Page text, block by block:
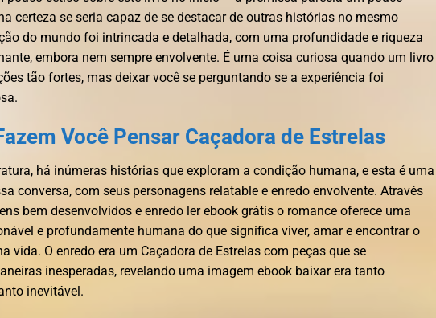
certeza se seria capaz de se destacar de outras histórias no mesmo
do mundo foi intrincada e detalhada, com uma profundidade e riqueza
embora nem sempre envolvente. É uma coisa curiosa quando um livro
tão fortes, mas deixar você se perguntando se a experiência foi
Você Pensar Caçadora de Estrelas
há inúmeras histórias que exploram a condição humana, e esta é uma
conversa, com seus personagens relatable e enredo envolvente. Através
bem desenvolvidos e enredo ler ebook grátis o romance oferece uma
e profundamente humana do que significa viver, amar e encontrar o
vida. O enredo era um Caçadora de Estrelas com peças que se
inesperadas, revelando uma imagem ebook baixar era tanto
inevitável.